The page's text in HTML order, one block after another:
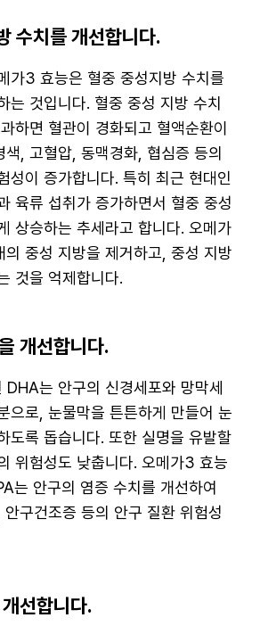
수치를 개선합니다.
가3 효능은 혈중 중성지방 수치를
는 것입니다. 혈중 중성 지방 수치
하면 혈관이 경화되고 혈액순환이
, 고혈압, 동맥경화, 협심증 등의
성이 증가합니다. 특히 최근 현대인
육류 섭취가 증가하면서 혈중 중성
상승하는 추세라고 합니다. 오메가
중성 지방을 제거하고, 중성 지방
것을 억제합니다.
개선합니다.
는 안구의 신경세포와 망막세
으로, 눈물막을 튼튼하게 만들어 눈
도록 돕습니다. 또한 실명을 유발할
위험성도 낮춥니다. 오메가3 효능
는 안구의 염증 수치를 개선하여
구건조증 등의 안구 질환 위험성
선합니다.